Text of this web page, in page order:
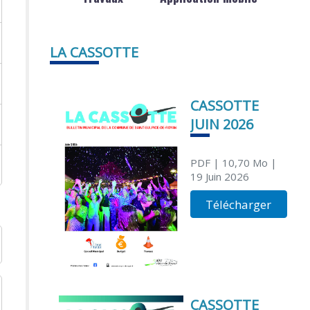
LA CASSOTTE
CASSOTTE
JUIN 2026
PDF| 10,70 Mo |
19 Juin 2026
Télécharger
CASSOTTE